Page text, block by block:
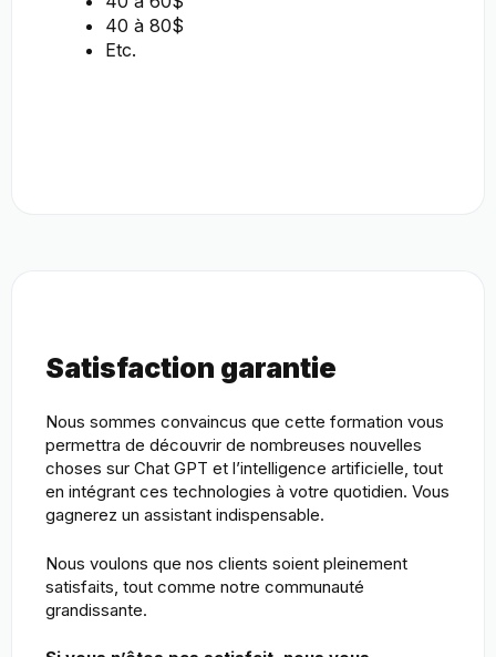
40 à 80$
Etc.
Satisfaction garantie
Nous sommes convaincus que cette formation vous
permettra de découvrir de nombreuses nouvelles
choses sur Chat GPT et l’intelligence artificielle, tout
en intégrant ces technologies à votre quotidien. Vous
gagnerez un assistant indispensable.
Nous voulons que nos clients soient pleinement
satisfaits, tout comme notre communauté
grandissante.